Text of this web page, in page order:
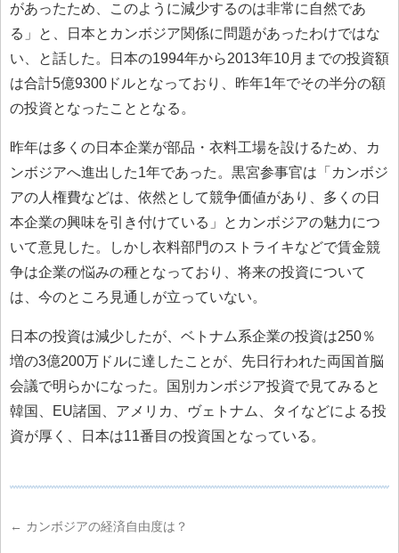
があったため、このように減少するのは非常に自然であ
る」と、日本とカンボジア関係に問題があったわけではな
い、と話した。日本の1994年から2013年10月までの投資額
は合計5億9300ドルとなっており、昨年1年でその半分の額
の投資となったこととなる。
昨年は多くの日本企業が部品・衣料工場を設けるため、カ
ンボジアへ進出した1年であった。黒宮参事官は「カンボジ
アの人権費などは、依然として競争価値があり、多くの日
本企業の興味を引き付けている」とカンボジアの魅力につ
いて意見した。しかし衣料部門のストライキなどで賃金競
争は企業の悩みの種となっており、将来の投資について
は、今のところ見通しが立っていない。
日本の投資は減少したが、ベトナム系企業の投資は250％
増の3億200万ドルに達したことが、先日行われた両国首脳
会議で明らかになった。国別カンボジア投資で見てみると
韓国、EU諸国、アメリカ、ヴェトナム、タイなどによる投
資が厚く、日本は11番目の投資国となっている。
← カンボジアの経済自由度は？